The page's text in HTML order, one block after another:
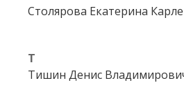
Столярова Екатерина
Т
Тишин Денис